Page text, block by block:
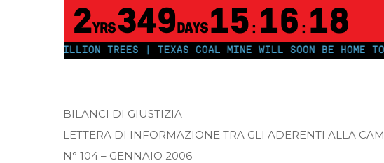
2YRS349DAYS 15 : 16 : 17
MILLION TREES | TEXAS COAL MINE WILL SOON BE HOME TO A
BILANCI DI GIUSTIZIA
LETTERA DI INFORMAZIONE TRA GLI ADERENTI ALLA
N° 104 – GENNAIO 2006